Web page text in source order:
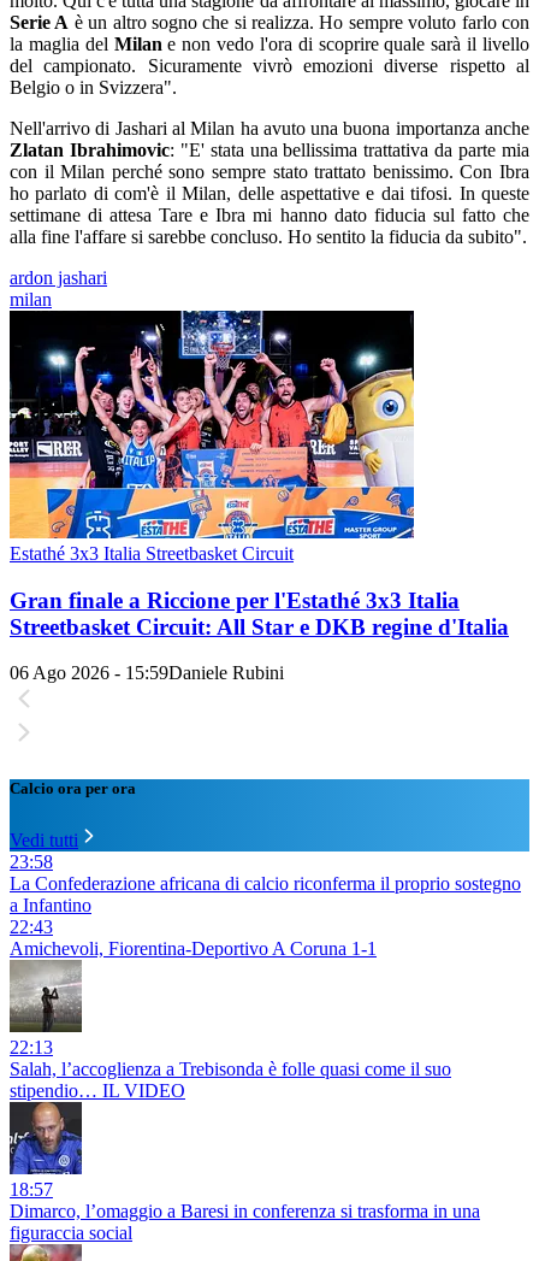
Serie A è un altro sogno che si realizza. Ho sempre voluto farlo con
la maglia del Milane non vedo l'ora di scoprire quale sarà il livello
del campionato. Sicuramente vivrò emozioni diverse rispetto al
Belgio o in Svizzera".
Nell'arrivo di Jashari al Milan ha avuto una buona importanza anche
Zlatan Ibrahimovic: "E' stata una bellissima trattativa da parte mia
con il Milan perché sono sempre stato trattato benissimo. Con Ibra
ho parlato di com'è il Milan, delle aspettative e dai tifosi. In queste
settimane di attesa Tare e Ibra mi hanno dato fiducia sul fatto che
alla fine l'affare si sarebbe concluso. Ho sentito la fiducia da subito".
ardon jashari
milan
Estathé 3x3 Italia Streetbasket Circuit
Gran finale a Riccione per l'Estathé 3x3 Italia
Streetbasket Circuit: All Star e DKB regine d'Italia
06 Ago 2026 - 15:59Daniele Rubini
Calcio ora per ora
Vedi tutti
23:58
La Confederazione africana di calcio riconferma il proprio sostegno
a Infantino
22:43
Amichevoli, Fiorentina-Deportivo A Coruna 1-1
22:13
Salah, l’accoglienza a Trebisonda è folle quasi come il suo
stipendio… IL VIDEO
18:57
Dimarco, l’omaggio a Baresi in conferenza si trasforma in una
figuraccia social